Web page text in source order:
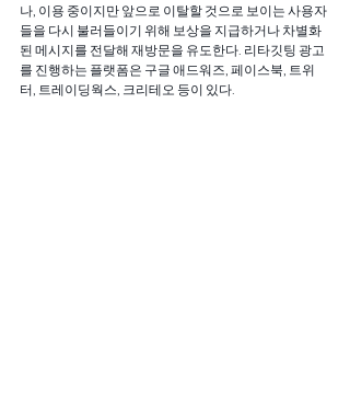
나, 이용 중이지만 앞으로 이탈할 것으로 보이는 사용자
들을 다시 불러들이기 위해 보상을 지급하거나 차별화
된 메시지를 전달해 재방문을 유도한다. 리타깃팅 광고
를 진행하는 플랫폼은 구글 애드워즈, 페이스북, 트위
터, 트레이딩웍스, 크리테오 등이 있다.